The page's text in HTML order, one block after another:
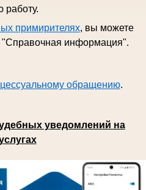
работу.
примирителях, вы можете
"Справочная информация".
обращению.
уведомлений на